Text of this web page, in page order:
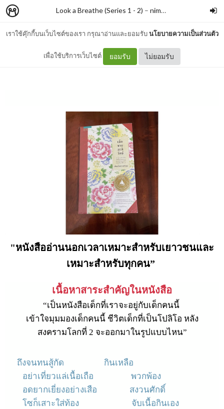
เราใช้คุ๊กกี้บนเว็บไซต์ของเรา กรุณาอ่านและยอมรับนโยบายความเป็นส่วนตัว
เพื่อใช้บริการเว็บไซต์ ยอมรับ ไม่ยอมรับ
Look a Breathe (Series 1 - 2) – nimon
#149 เด็กชายมะลิวัลย์
"หนังสืออ่านนอกเวลาเหมาะสำหรับเยาวชนและ
เหมาะสำหรับทุกคน”
เนื้อหาสาระสำคัญในหนังสือ
“เป็นหนังสือเด็กที่เราจะอยู่กับเด็กคนนี้
เข้าใจมุมมองเด็กคนนี้ ชีวิตเด็กที่เป็นโปลิโอ หลัง
สงครามโลกที่ 2 จะออกมาในรูปแบบไหน”
ถึงจนทนสู้กัด กินเหลือ
อย่าเที่ยวแล่เนื้อเถือ พวกพ้อง
อดยากเยี่ยงอย่างเสือ สงวนศักดิ์
โซก็เสาะใส่ท้อง จับเนื้อกินเอง